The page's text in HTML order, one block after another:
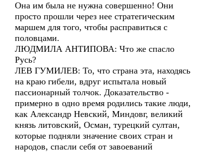
Она им была не нужна совершенно! Они
просто прошли через нее стратегическим
маршем для того, чтобы расправиться с
половцами.
ЛЮДМИЛА АНТИПОВА: Что же спасло
Русь?
ЛЕВ ГУМИЛЕВ: То, что страна эта, находясь
на краю гибели, вдруг испытала новый
пассионарный толчок. Доказательство -
примерно в одно время родились такие люди,
как Александр Невский, Миндовг, великий
князь литовский, Осман, турецкий султан,
которые подняли значение своих стран и
народов, спасли себя от завоеваний